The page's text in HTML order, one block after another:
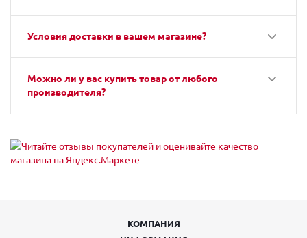
Условия доставки в вашем магазине?
Можно ли у вас купить товар от любого
производителя?
КОМПАНИЯ